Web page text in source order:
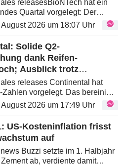
releasesBioNTech hat ein
Quartal vorgelegt: Der
deutlich unter den Prognosen,
Verluste fielen höher aus
Schwächere...
2026 um 18:07 Uhr
Solide Q2-
dank Reifen-
Ausblick trotz
Verkauf bestätigt
Continental hat
Zahlen vorgelegt. Das bereinigte
Marge im Reifensegment
Konsens und sogar über der
das Gesamtjahr....
2026 um 17:49 Uhr
US-Kosteninflation frisst
auf
1. Halbjahr
ab, verdiente damit